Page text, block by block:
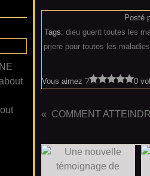
Posté
Tags: dieu guerit toutes les
priere pour toutes les maladies
Vous aimez ? 0